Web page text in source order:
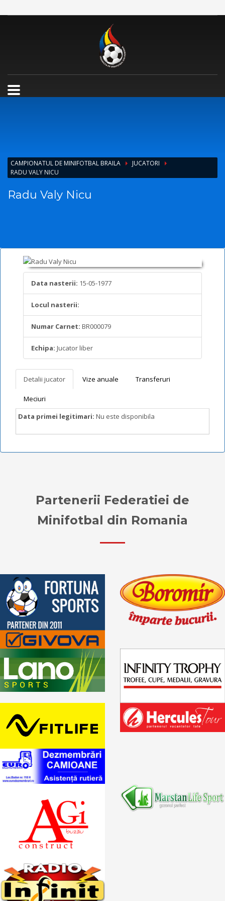
CAMPIONATUL DE MINIFOTBAL BRAILA
JUCATORI
RADU VALY NICU
Radu Valy Nicu
Data nasterii: 15-05-1977
Locul nasterii:
Numar Carnet: BR000079
Echipa: Jucator liber
Detalii jucator Vize anuale Transferuri
Meciuri
Data primei legitimari: Nu este disponibila
Partenerii Federatiei de
Minifotbal din Romania